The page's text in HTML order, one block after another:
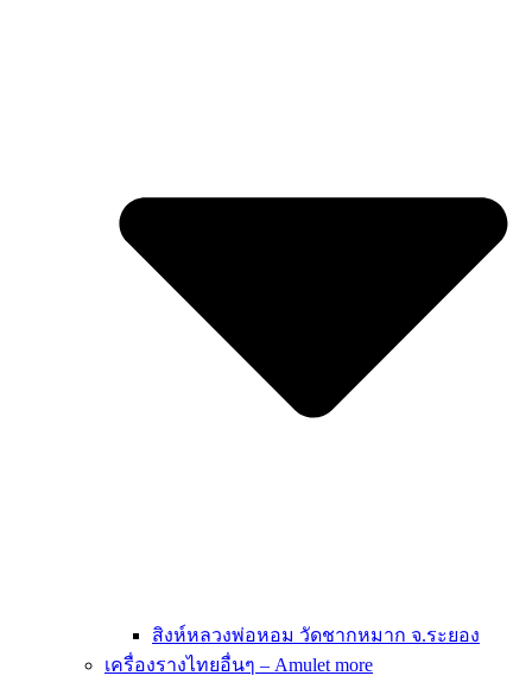
สิงห์หลวงพ่อหอม วัดชากหมาก จ.ระยอง
เครื่องรางไทยอื่นๆ – Amulet more